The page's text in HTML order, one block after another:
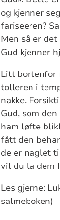
og kjenner
fariseeren?
Men så er
Gud kjenner
Litt bortenfor
tolleren i
nakke.
Gud, som
ham løfte
fått den
de er naglet
vil du la dem
Les gjerne:
salmeboken)